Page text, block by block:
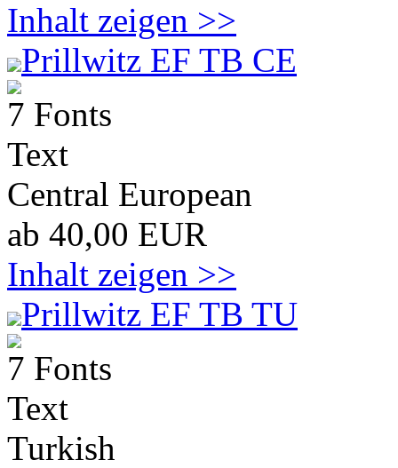
Inhalt zeigen >>
Prillwitz EF TB CE
7 Fonts
Text
Central European
ab 40,00 EUR
Inhalt zeigen >>
Prillwitz EF TB TU
7 Fonts
Text
Turkish